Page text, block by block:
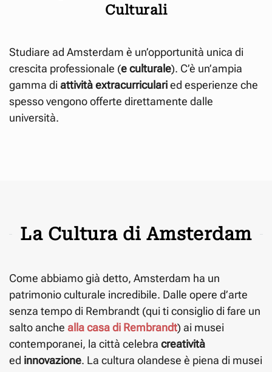
Culturali
Studiare ad Amsterdam è un’opportunità unica di
crescita professionale (e culturale). C’è un’ampia
gamma di attività extracurricularied esperienze che
spesso vengono offerte direttamente dalle
università.
La Cultura di Amsterdam
Come abbiamo già detto, Amsterdam ha un
patrimonio culturale incredibile. Dalle opere d’arte
senza tempo di Rembrandt (qui ti consiglio di fare un
salto anche alla casa di Rembrandt) ai musei
contemporanei, la città celebra creatività
ed innovazione. La cultura olandese è piena di musei